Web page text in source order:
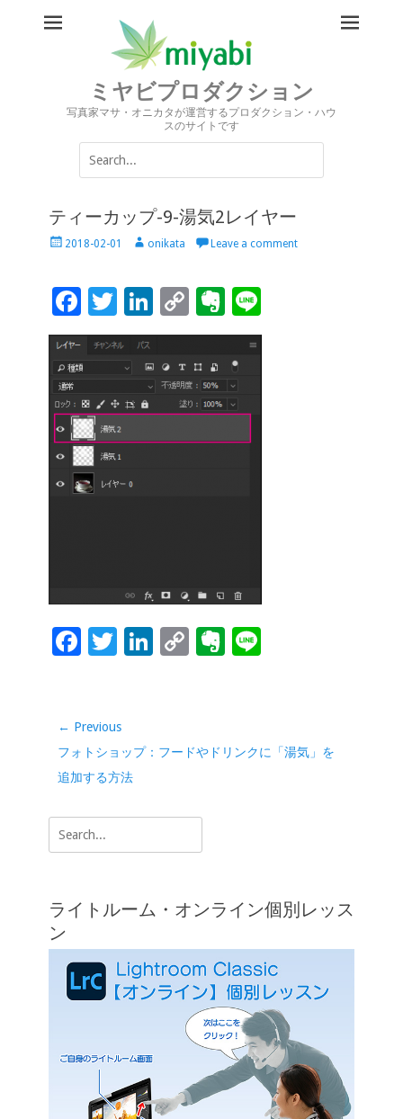
ミヤビプロダクション
写真家マサ・オニカタが運営するプロダクション・ハウ
スのサイトです
Search
for:
ティーカップ-9-湯気2レイヤー
Posted2018-02-01 Authoronikata Leave a comment
F
ac
e
o
o
k
T
wi
tt
Li
n
k
e
dI
n
C
o
p
y
Li
n
Ev
er
n
ot
e
n
F
b
o
o
k
T
er
Li
dI
C
Li
k
Ev
e
投
稿
ナ
ゲ
ー
ン
← Previous
Previous
post:
フォトショップ：フードやドリンクに「湯気」を
追加する方法
Search
for:
ライトルーム・オンライン個別レッス
ン